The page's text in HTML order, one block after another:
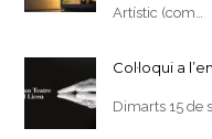
Artístic (com…
Col·loqui a
Dimarts 15 de